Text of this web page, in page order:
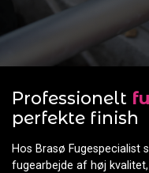
Professionelt
perfekte finish
Hos Brasø
fugearbejde af høj